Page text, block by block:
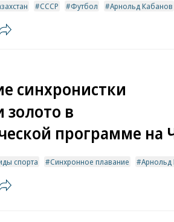
СССР Футбол Арнольд Кабанов
синхронистки
золото в
программе на
спорта Синхронное плавание Арнольд